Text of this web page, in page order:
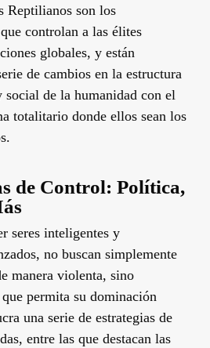
Reptilianos son los
controlan a las élites
globales, y están
de cambios en la estructura
de la humanidad con el
totalitario donde ellos sean los
de Control: Política,
seres inteligentes y
no buscan simplemente
manera violenta, sino
permita su dominación
una serie de estrategias de
entre las que destacan las